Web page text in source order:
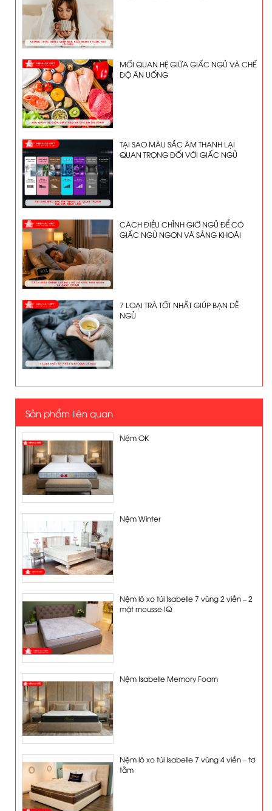
MỐI QUAN HỆ GIỮA GIẤC NGỦ VÀ CHẾ
ĐỘ ĂN UỐNG
TẠI SAO MÀU SẮC ÂM THANH LẠI
QUAN TRỌNG ĐỐI VỚI GIẤC NGỦ
CÁCH ĐIỀU CHỈNH GIỜ NGỦ ĐỂ CÓ
GIẤC NGỦ NGON VÀ SẢNG KHOÁI
7 LOẠI TRÀ TỐT NHẤT GIÚP BẠN DỄ
NGỦ
Sản phẩm liên quan
Nệm OK
Nệm Winter
Nệm lò xo túi Isabelle 7 vùng 2 viền – 2
mặt mousse IQ
Nệm Isabelle Memory Foam
Nệm lò xo túi Isabelle 7 vùng 4 viền – tơ
tằm